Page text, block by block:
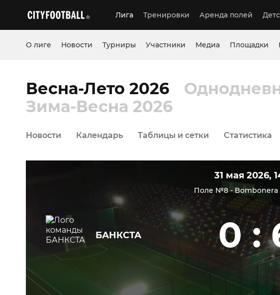
Лига Тренировки Аренда полей
О лиге Новости Турниры Участники Медиа Площадки
Весна-Лето 2026
Зима-Весна 2026
Новости Календарь Таблицы и сетки Статистика
31 мая 2026,
Поле №8 - Bombonera
БАНКСТА 0 :